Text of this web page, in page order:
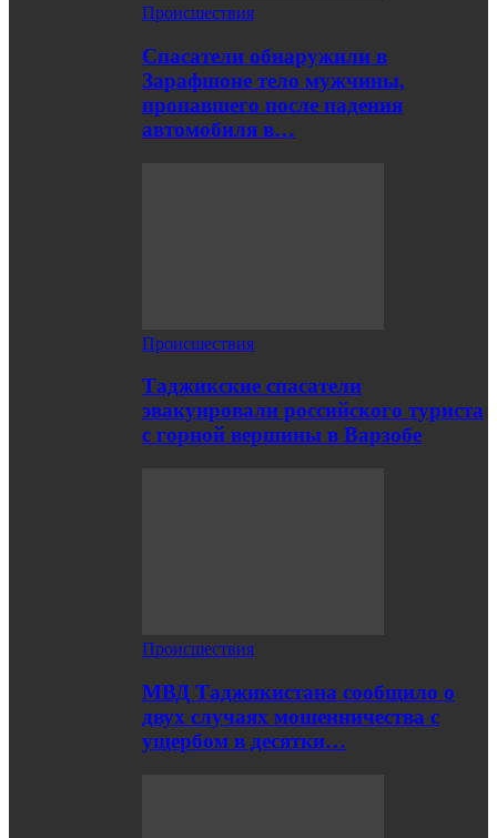
Происшествия
Спасатели обнаружили в
Зарафшоне тело мужчины,
пропавшего после падения
автомобиля в…
Происшествия
Таджикские спасатели
эвакуировали российского туриста
с горной вершины в Варзобе
Происшествия
МВД Таджикистана сообщило о
двух случаях мошенничества с
ущербом в десятки…